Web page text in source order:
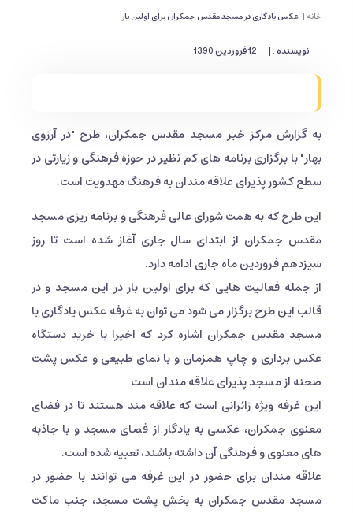
خانه | عکس یادگاری در مسجد مقدس جمکران برای اولین بار
نویسنده : | 12 فروردین 1390
به گزارش مرکز خبر مسجد مقدس جمکران، طرح "در آرزوی
بهار" با برگزاری برنامه های کم نظیر در حوزه فرهنگی و زیارتی در
سطح کشور پذیرای علاقه مندان به فرهنگ مهدویت است.
این طرح که به همت شورای عالی فرهنگی و برنامه ریزی مسجد
مقدس جمکران از ابتدای سال جاری آغاز شده است تا روز
سیزدهم فروردین ماه جاری ادامه دارد.
از جمله فعالیت هایی که برای اولین بار در این مسجد و در
قالب این طرح برگزار می شود می توان به غرفه عکس یادگاری با
مسجد مقدس جمکران اشاره کرد که اخیرا با خرید دستگاه
عکس برداری و چاپ همزمان و با نمای طبیعی و عکس پشت
صحنه از مسجد پذیرای علاقه مندان است.
این غرفه ویژه زائرانی است که علاقه مند هستند تا در فضای
معنوی جمکران، عکسی به یادگار از فضای مسجد و با جاذبه
های معنوی و فرهنگی آن داشته باشند، تعبیه شده است.
علاقه مندان برای حضور در این غرفه می توانند با حضور در
مسجد مقدس جمکران به بخش پشت مسجد، جنب ماکت